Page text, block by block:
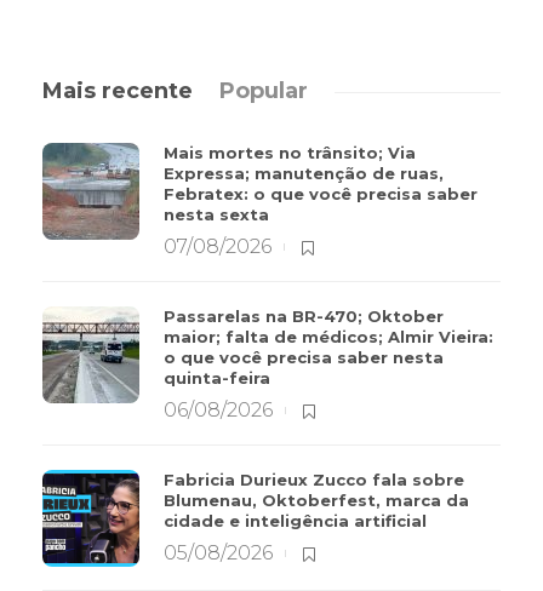
Mais recente Popular
Mais mortes no trânsito; Via
Expressa; manutenção de ruas,
Febratex: o que você precisa saber
nesta sexta
07/08/2026
Passarelas na BR-470; Oktober
maior; falta de médicos; Almir Vieira:
o que você precisa saber nesta
quinta-feira
06/08/2026
Fabricia Durieux Zucco fala sobre
Blumenau, Oktoberfest, marca da
cidade e inteligência artificial
05/08/2026